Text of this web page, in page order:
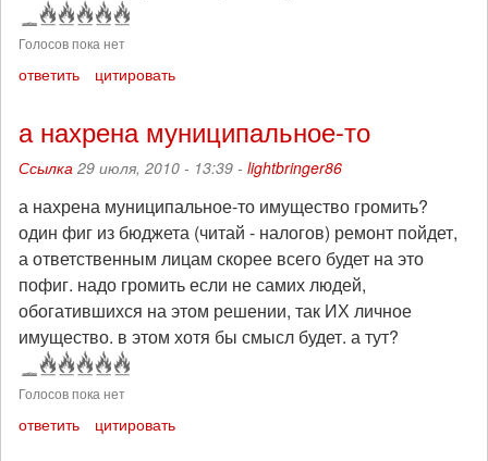
Голосов пока нет
ответить цитировать
а нахрена муниципальное-то
Ссылка 29 июля, 2010 - 13:39 - lightbringer86
а нахрена муниципальное-то имущество громить?
один фиг из бюджета (читай - налогов) ремонт пойдет,
а ответственным лицам скорее всего будет на это
пофиг. надо громить если не самих людей,
обогатившихся на этом решении, так ИХ личное
имущество. в этом хотя бы смысл будет. а тут?
Голосов пока нет
ответить цитировать